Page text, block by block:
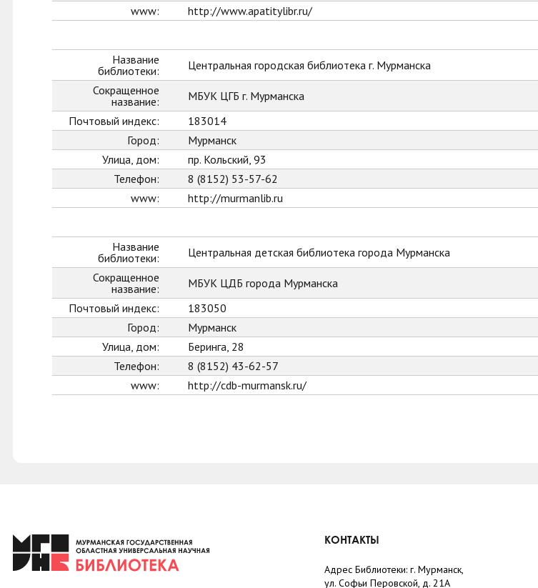
www:
http://www.apatitylibr.ru/
Название
библиотеки:
Центральная городская библиотека г. Мурманска
Сокращенное
название:
МБУК ЦГБ г. Мурманска
Почтовый индекс:
183014
Город:
Мурманск
Улица, дом:
пр. Кольский, 93
Телефон:
8 (8152) 53-57-62
www:
http://murmanlib.ru
Название
библиотеки:
Центральная детская библиотека города Мурманска
Сокращенное
название:
МБУК ЦДБ города Мурманска
Почтовый индекс:
183050
Город:
Мурманск
Улица, дом:
Беринга, 28
Телефон:
8 (8152) 43-62-57
www:
http://cdb-murmansk.ru/
КОНТАКТЫ
Адрес Библиотеки: г. Мурманск,
ул. Софьи Перовской, д. 21А